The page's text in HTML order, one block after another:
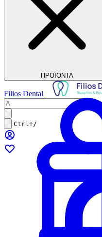
ΠΡΟΪΟΝΤΑ
Filios Dental
Ctrl+/